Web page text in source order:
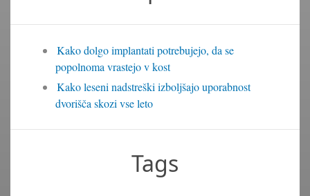
Kako dolgo implantati potrebujejo, da se
popolnoma vrastejo v kost
Kako leseni nadstreški izboljšajo uporabnost
dvorišča skozi vse leto
Tags